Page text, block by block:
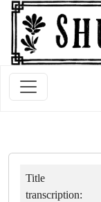
Title
transcription: